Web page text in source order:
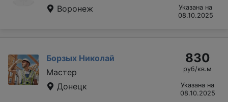
Воронеж
Указана на
08.10.2025
Борзых Николай
Мастер
Донецк
830
руб/кв.м
Указана на
08.10.2025